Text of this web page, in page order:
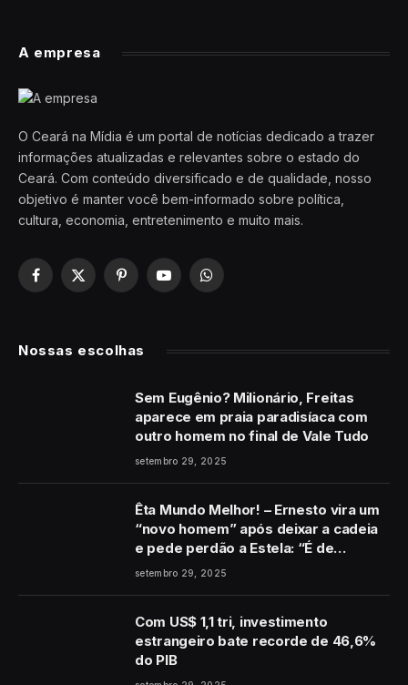
A empresa
O Ceará na Mídia é um portal de notícias dedicado a trazer
informações atualizadas e relevantes sobre o estado do
Ceará. Com conteúdo diversificado e de qualidade, nosso
objetivo é manter você bem-informado sobre política,
cultura, economia, entretenimento e muito mais.
Facebook
X
PinterestYouTubeWhatsApp
Nossas escolhas
Sem Eugênio? Milionário, Freitas
aparece em praia paradisíaca com
outro homem no final de Vale Tudo
setembro 29, 2025
Êta Mundo Melhor! – Ernesto vira um
“novo homem” após deixar a cadeia
e pede perdão a Estela: “É de
coração”
setembro 29, 2025
Com US$ 1,1 tri, investimento
estrangeiro bate recorde de 46,6%
do PIB